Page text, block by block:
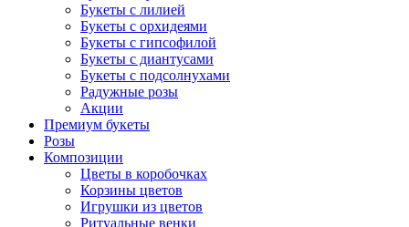
Букеты с лилией
Букеты с орхидеями
Букеты с гипсофилой
Букеты с диантусами
Букеты с подсолнухами
Радужные розы
Акции
Премиум букеты
Розы
Композиции
Цветы в коробочках
Корзины цветов
Игрушки из цветов
Ритуальные венки